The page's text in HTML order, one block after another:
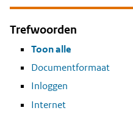
Trefwoorden
Toon alle
Documentformaat
Inloggen
Internet